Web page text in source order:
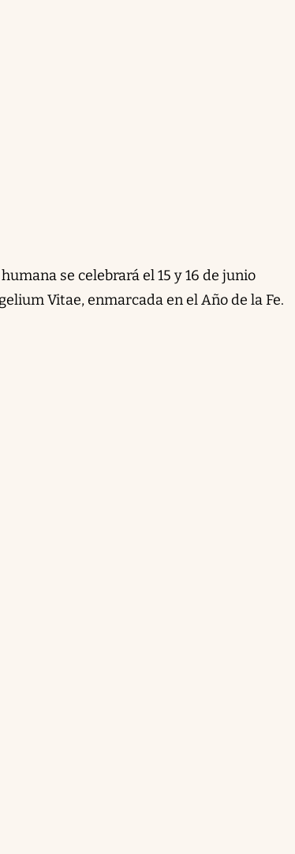
se celebrará el 15 y 16 de junio
Vitae, enmarcada en el Año de la Fe.